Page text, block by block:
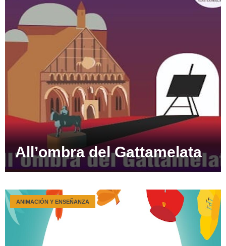
All’ombra del Gattamelata
ANIMACIÓN Y ENSEÑANZA